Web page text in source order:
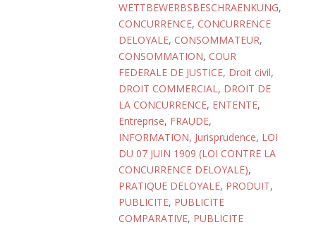
WETTBEWERBSBESCHRAENKUNG,
CONCURRENCE, CONCURRENCE
DELOYALE, CONSOMMATEUR,
CONSOMMATION, COUR
FEDERALE DE JUSTICE, Droit civil,
DROIT COMMERCIAL, DROIT DE
LA CONCURRENCE, ENTENTE,
Entreprise, FRAUDE,
INFORMATION, Jurisprudence, LOI
DU 07 JUIN 1909 (LOI CONTRE LA
CONCURRENCE DELOYALE),
PRATIQUE DELOYALE, PRODUIT,
PUBLICITE, PUBLICITE
COMPARATIVE, PUBLICITE